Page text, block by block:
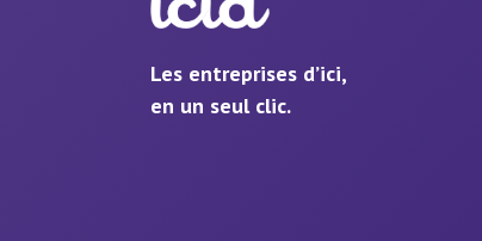
Les entreprises d’ici,
en un seul clic.